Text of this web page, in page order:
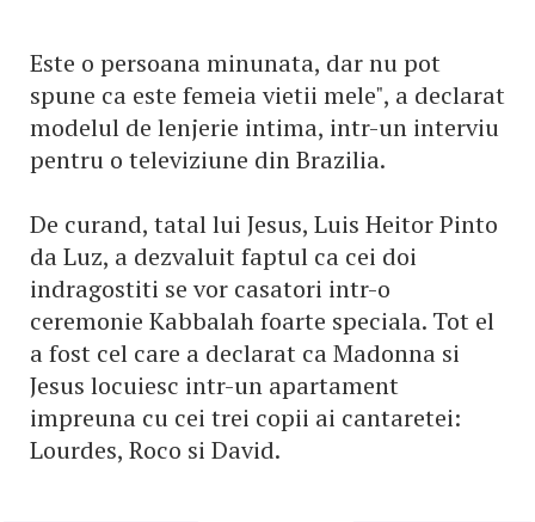
Este o persoana minunata, dar nu pot
spune ca este femeia vietii mele", a declarat
modelul de lenjerie intima, intr-un interviu
pentru o televiziune din Brazilia.
De curand, tatal lui Jesus, Luis Heitor Pinto
da Luz, a dezvaluit faptul ca cei doi
indragostiti se vor casatori intr-o
ceremonie Kabbalah foarte speciala. Tot el
a fost cel care a declarat ca Madonna si
Jesus locuiesc intr-un apartament
impreuna cu cei trei copii ai cantaretei:
Lourdes, Roco si David.